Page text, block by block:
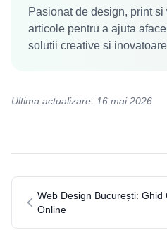
Pasionat de design, print
articole pentru a ajuta
solutii creative si
Ultima actualizare: 16 mai 2026
Web Design București:
Online